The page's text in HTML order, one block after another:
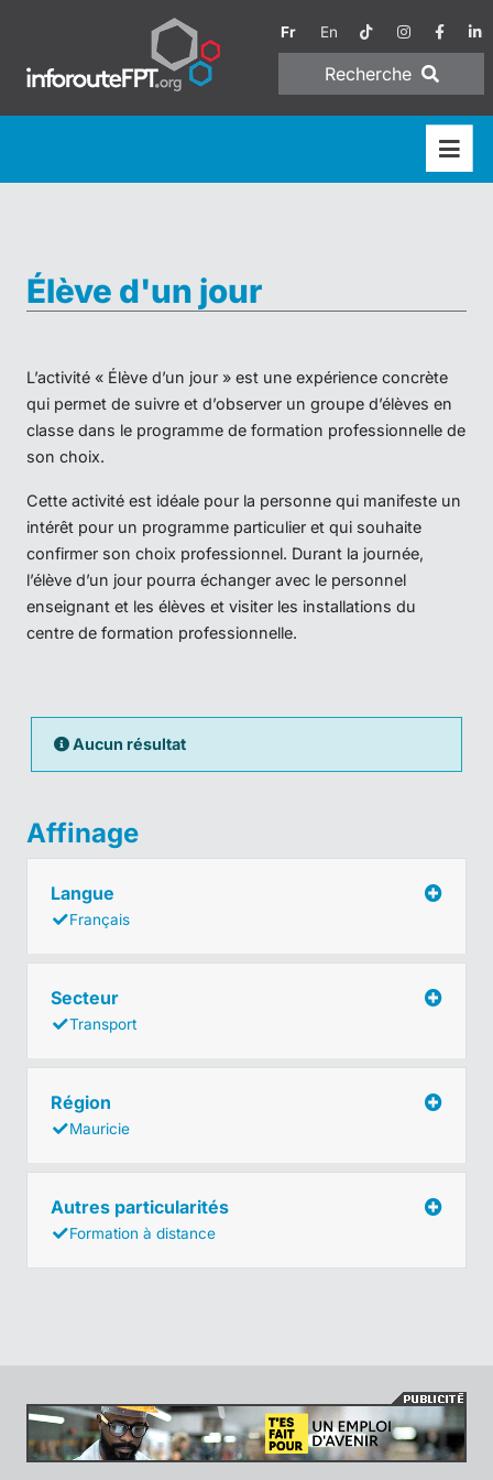
Fr En
Recherche
Élève d'un jour
L’activité « Élève d’un jour » est une expérience concrète
qui permet de suivre et d’observer un groupe d’élèves en
classe dans le programme de formation professionnelle de
son choix.
Cette activité est idéale pour la personne qui manifeste un
intérêt pour un programme particulier et qui souhaite
confirmer son choix professionnel. Durant la journée,
l’élève d’un jour pourra échanger avec le personnel
enseignant et les élèves et visiter les installations du
centre de formation professionnelle.
Aucun résultat
Affinage
Langue
Français
Secteur
Transport
Région
Mauricie
Autres particularités
Formation à distance